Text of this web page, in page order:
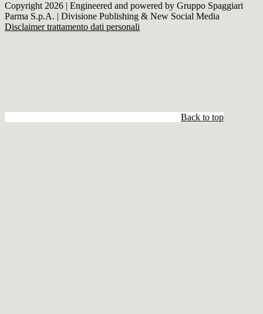
Copyright 2026 | Engineered and powered by Gruppo Spaggiari
Parma S.p.A. | Divisione Publishing & New Social Media
Disclaimer trattamento dati personali
Back to top